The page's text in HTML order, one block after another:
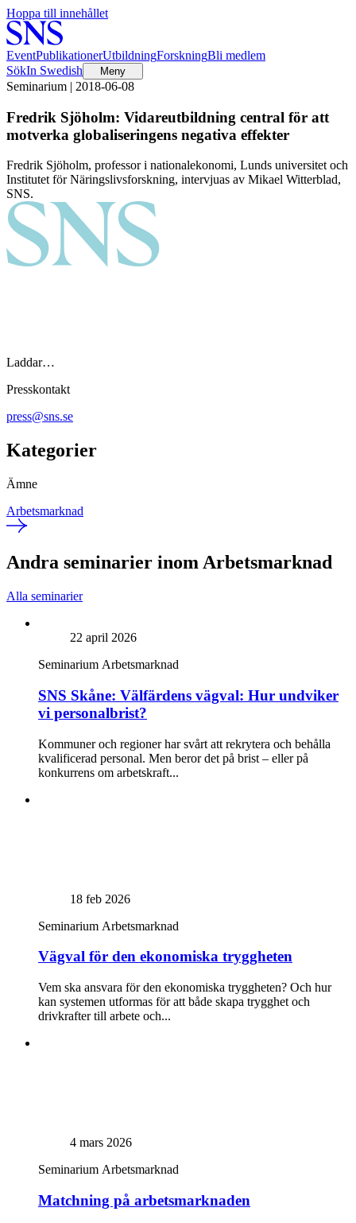
Hoppa till innehållet
EventPublikationerUtbildningForskningBli medlem
SökIn Swedish Meny
Seminarium | 2018-06-08
Fredrik Sjöholm: Vidareutbildning central för att
motverka globaliseringens negativa effekter
Fredrik Sjöholm, professor i nationalekonomi, Lunds universitet och
Institutet för Näringslivsforskning, intervjuas av Mikael Witterblad,
SNS.
Laddar…
Presskontakt
press@sns.se
Kategorier
Ämne
Arbetsmarknad
Andra seminarier inom Arbetsmarknad
Alla seminarier
22 april 2026
Seminarium Arbetsmarknad
SNS Skåne: Välfärdens vägval: Hur undviker
vi personalbrist?
Kommuner och regioner har svårt att rekrytera och behålla
kvalificerad personal. Men beror det på brist – eller på
konkurrens om arbetskraft...
18 feb 2026
Seminarium Arbetsmarknad
Vägval för den ekonomiska tryggheten
Vem ska ansvara för den ekonomiska tryggheten? Och hur
kan systemen utformas för att både skapa trygghet och
drivkrafter till arbete och...
4 mars 2026
Seminarium Arbetsmarknad
Matchning på arbetsmarknaden